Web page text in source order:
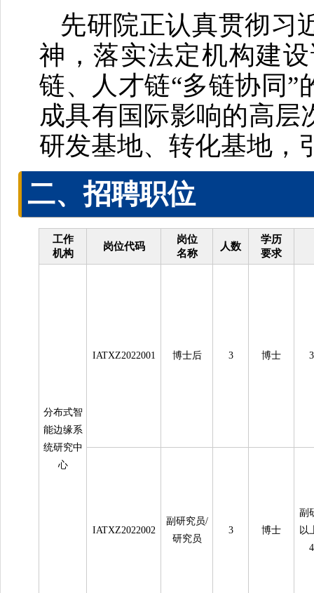
先研院正认真贯彻习
神，落实法定机构建
链、人才链“多链协同
成具有国际影响的高层
研发基地、转化基地，
二、招聘职位
工作
机构
岗位代码
岗位
名称
人数
学历
要求
分布式智
能边缘系
统研究中
心
IATXZ2022001 博士后 3 博士
IATXZ2022002
副研究员/
研究员
3 博士
副
以